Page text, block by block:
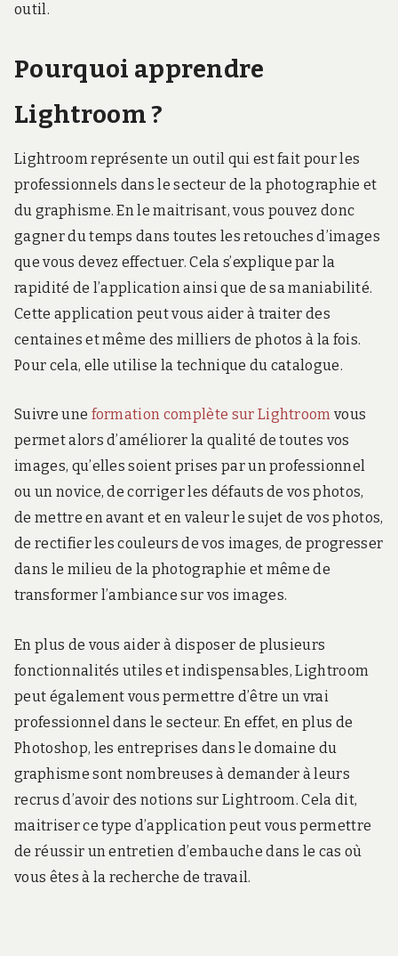
outil.
Pourquoi apprendre
Lightroom ?
Lightroom représente un outil qui est fait pour les
professionnels dans le secteur de la photographie et
du graphisme. En le maitrisant, vous pouvez donc
gagner du temps dans toutes les retouches d’images
que vous devez effectuer. Cela s’explique par la
rapidité de l’application ainsi que de sa maniabilité.
Cette application peut vous aider à traiter des
centaines et même des milliers de photos à la fois.
Pour cela, elle utilise la technique du catalogue.
Suivre une formation complète sur Lightroom vous
permet alors d’améliorer la qualité de toutes vos
images, qu’elles soient prises par un professionnel
ou un novice, de corriger les défauts de vos photos,
de mettre en avant et en valeur le sujet de vos photos,
de rectifier les couleurs de vos images, de progresser
dans le milieu de la photographie et même de
transformer l’ambiance sur vos images.
En plus de vous aider à disposer de plusieurs
fonctionnalités utiles et indispensables, Lightroom
peut également vous permettre d’être un vrai
professionnel dans le secteur. En effet, en plus de
Photoshop, les entreprises dans le domaine du
graphisme sont nombreuses à demander à leurs
recrus d’avoir des notions sur Lightroom. Cela dit,
maitriser ce type d’application peut vous permettre
de réussir un entretien d’embauche dans le cas où
vous êtes à la recherche de travail.